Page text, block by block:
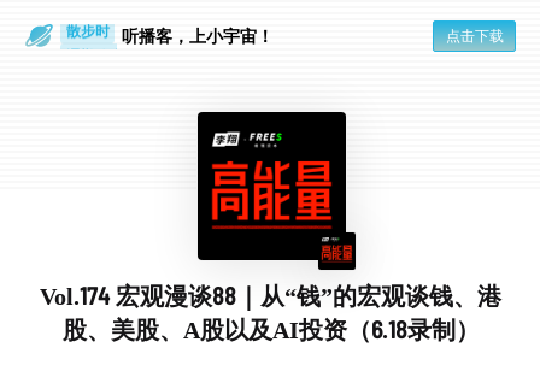
通勤路上 听播客，上小宇宙！ 点击下载
Vol.174 宏观漫谈88｜从“钱”的宏观谈钱、港
股、美股、A股以及AI投资（6.18录制）